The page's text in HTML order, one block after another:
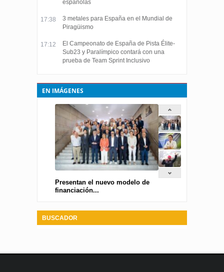
españolas
17:38
3 metales para España en el Mundial de
Piragüismo
17:12
El Campeonato de España de Pista Élite-
Sub23 y Paralímpico contará con una
prueba de Team Sprint Inclusivo
EN IMÁGENES
Presentan el nuevo modelo de
financiación...
BUSCADOR